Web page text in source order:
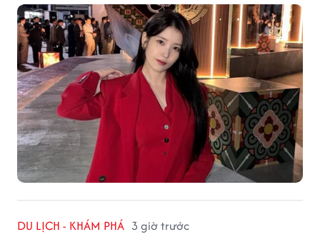
DU LỊCH - KHÁM PHÁ 3 giờ trước